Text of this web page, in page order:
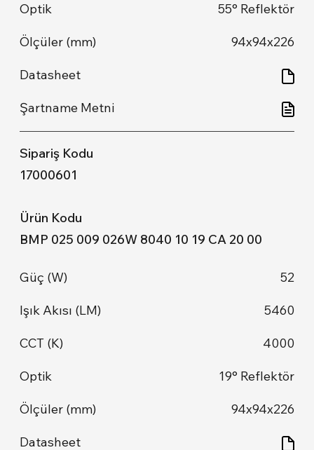
55° Reflektör
94x94x226
17000601
BMP 025 009 026W 8040 10 19 CA 20 00
52
5460
4000
19° Reflektör
94x94x226